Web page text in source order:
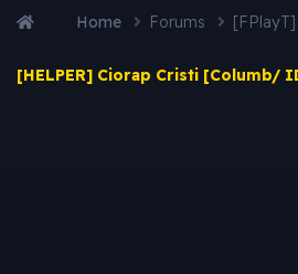
Home Forums
[HELPER] Ciorap Cristi [Columb/